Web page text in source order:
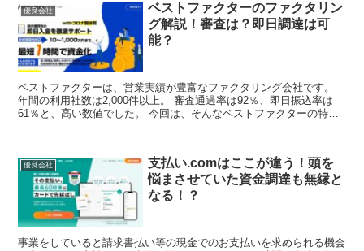
優良会社
ベストファクターのファクタリン
グ解説！審査は？即日調達は可
能？
ベストファクターは、営業実績が豊富なファクタリング会社です。
年間の利用社数は2,000件以上。 審査通過率は92％、即日振込率は
61％と、高い数値でした。 今回は、そんなベストファクターの特
優良会社
支払い.comはここが違う！頭を
悩まさせていた資金調達も無縁と
なる！？
事業をしていると請求書払い等の現金でのお支払いを求められる機会